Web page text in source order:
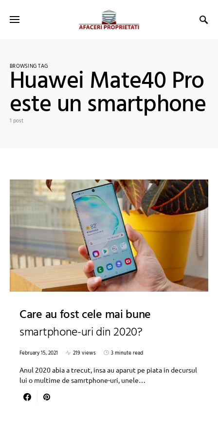
BROWSING TAG
Huawei Mate40 Pro
este un smartphone
1 post
Care au fost cele mai bune
smartphone-uri din 2020?
February 15, 2021 219 views
3 minute read
Anul 2020 abia a trecut, insa au aparut pe piata in decursul
lui o multime de samrtphone-uri, unele…